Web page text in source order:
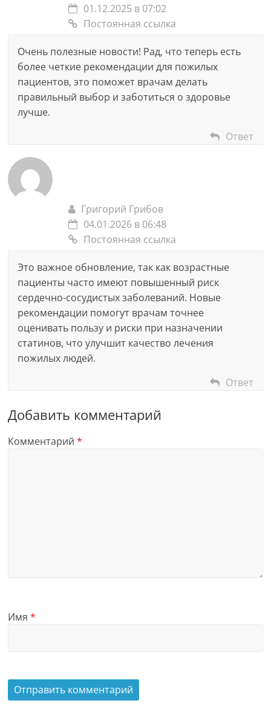
01.12.2025 в 07:02
Постоянная ссылка
Очень полезные новости! Рад, что теперь есть
более четкие рекомендации для пожилых
пациентов, это поможет врачам делать
правильный выбор и заботиться о здоровье
лучше.
Ответ
Григорий Грибов
04.01.2026 в 06:48
Постоянная ссылка
Это важное обновление, так как возрастные
пациенты часто имеют повышенный риск
сердечно-сосудистых заболеваний. Новые
рекомендации помогут врачам точнее
оценивать пользу и риски при назначении
статинов, что улучшит качество лечения
пожилых людей.
Ответ
Добавить комментарий
Комментарий*
Имя*